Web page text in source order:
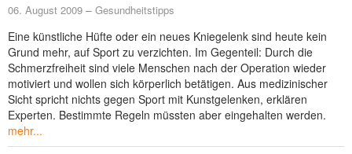
06. August 2009 Gesundheitstipps
Eine künstliche Hüfte oder ein neues Kniegelenk sind heute kein
Grund mehr, auf Sport zu verzichten. Im Gegenteil: Durch die
Schmerzfreiheit sind viele Menschen nach der Operation wieder
motiviert und wollen sich körperlich betätigen. Aus medizinischer
Sicht spricht nichts gegen Sport mit Kunstgelenken, erklären
Experten. Bestimmte Regeln müssten aber eingehalten werden.
mehr...